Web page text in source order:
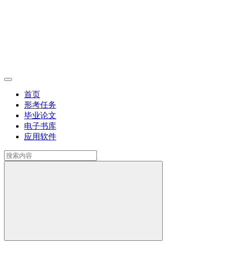
首页
形考任务
毕业论文
电子书库
应用软件